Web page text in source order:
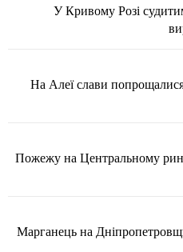
У Кривому Розі
На Алеї слави
Пожежу на Центральному
Марганець на